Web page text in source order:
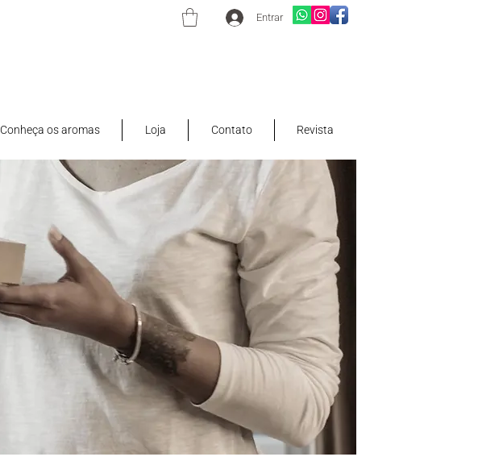
Entrar
Conheça os aromas Loja Contato Revista